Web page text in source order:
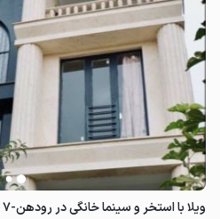
ویلا با استخر و سینما خانگی در رودهن-۷ خوابه